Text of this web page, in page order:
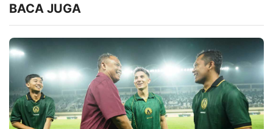
BACA JUGA